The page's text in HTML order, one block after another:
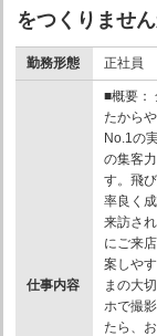
をつくりません
勤務形態 正社員
仕事内容
■概要：
たから
No.1の
の集客
す。飛
率良く
来訪さ
にご来
案しや
まの大
ホで撮
たら、